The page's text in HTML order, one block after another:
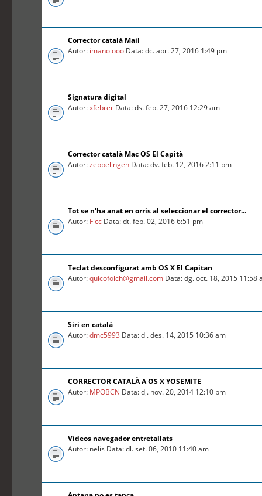
Corrector català Mail
Autor: imanolooo Data: dc. abr. 27, 2016 1:49 pm
Signatura digital
Autor:xfebrer Data: ds. feb. 27, 2016 12:29 am
Corrector català Mac OS El Capità
Autor:zeppelingen Data: dv. feb. 12, 2016 2:11 pm
Tot se n'ha anat en orris al seleccionar el corrector...
Autor: Ficc Data: dt. feb. 02, 2016 6:51 pm
Teclat desconfigurat amb OS X El Capitan
Autor:quicofolch@gmail.com Data: dg. oct. 18, 2015 11:58
Siri en català
Autor:dmc5993 Data: dl. des. 14, 2015 10:36 am
CORRECTOR CATALÀ A OS X YOSEMITE
Autor: MPOBCN Data: dj. nov. 20, 2014 12:10 pm
Videos navegador entretallats
Autor: nelis Data: dl. set. 06, 2010 11:40 am